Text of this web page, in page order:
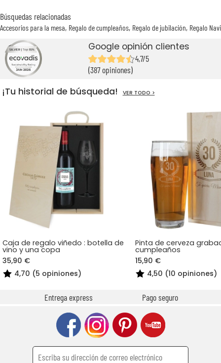
Búsquedas relacionadas
Accesorios para la mesa Regalo de cumpleaños Regalo de jubilación Regalo
Google opinión clientes
4,7/5
(387 opiniones)
¡Tu historial de búsqueda! VER TODO >
Caja de regalo viñedo : botella de
vino y una copa
35,90 €
4,70 (5 opiniones)
Pinta de cerveza
cumpleaños
15,90 €
4,50 (10 opiniones)
Entrega express Pago seguro